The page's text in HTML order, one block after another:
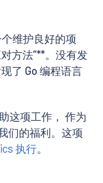
维护良好的项
方法”**。没有发
了 Go 编程语言
这项工作， 作为
们的福利。这项
执行。